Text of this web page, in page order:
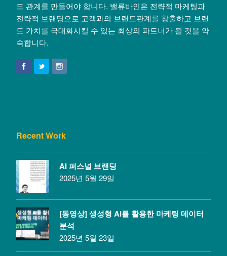
드 관계를 만들어야 합니다. 밸류바인은 전략적 마케팅과
전략적 브랜딩으로 고객과의 브랜드관계를 창출하고 브랜
드 가치를 극대화시킬 수 있는 최상의 파트너가 될 것을 약
속합니다.
Recent Work
AI 퍼스널 브랜딩
2025년 5월 29일
[동영상] 생성형 AI를 활용한 마케팅 데이터
분석
2025년 5월 23일